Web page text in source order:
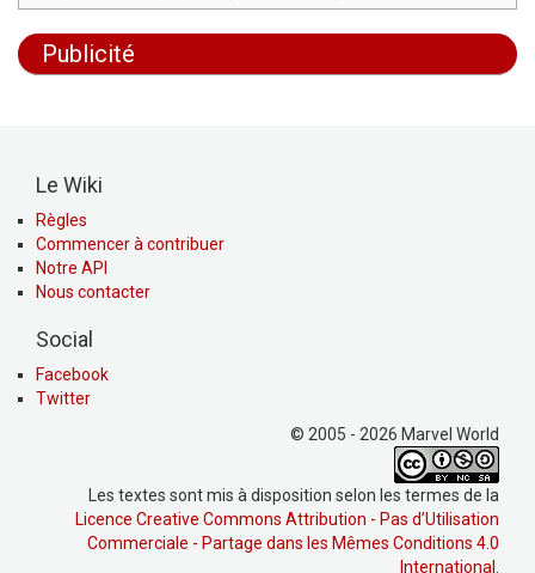
Publicité
Le Wiki
Règles
Commencer à contribuer
Notre API
Nous contacter
Social
Facebook
Twitter
© 2005 - 2026 Marvel World
Les textes sont mis à disposition selon les termes de la
Licence Creative Commons Attribution - Pas d’Utilisation
Commerciale - Partage dans les Mêmes Conditions 4.0
International